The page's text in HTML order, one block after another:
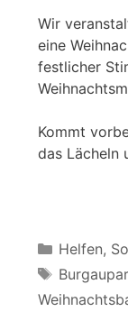
Wir
eine
festlicher
Kommt
das Lächeln
Helfen,